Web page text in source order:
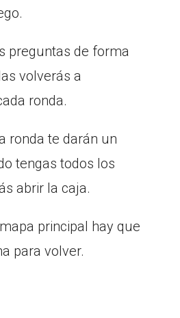
preguntas de forma
volverás a
ronda.
ronda te darán un
tengas todos los
abrir la caja.
principal hay que
para volver.